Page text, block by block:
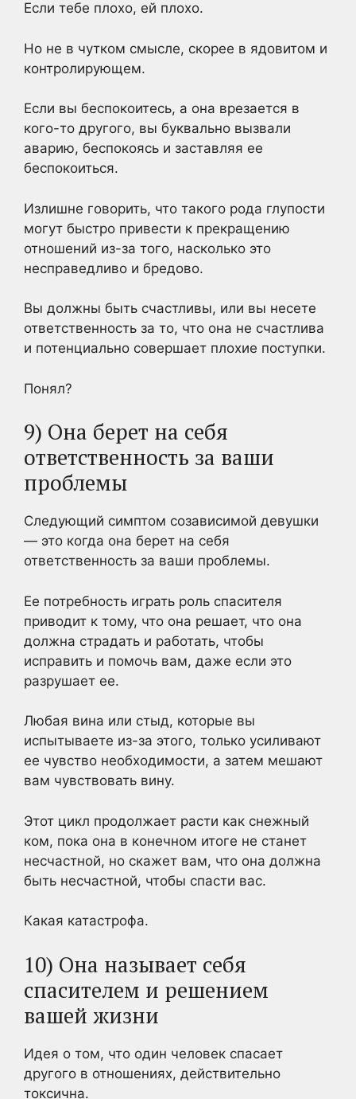
Если тебе плохо, ей плохо.
Но не в чутком смысле, скорее в ядовитом и
контролирующем.
Если вы беспокоитесь, а она врезается в
кого-то другого, вы буквально вызвали
аварию, беспокоясь и заставляя ее
беспокоиться.
Излишне говорить, что такого рода глупости
могут быстро привести к прекращению
отношений из-за того, насколько это
несправедливо и бредово.
Вы должны быть счастливы, или вы несете
ответственность за то, что она не счастлива
и потенциально совершает плохие поступки.
Понял?
9) Она берет на себя
ответственность за ваши
проблемы
Следующий симптом созависимой девушки
— это когда она берет на себя
ответственность за ваши проблемы.
Ее потребность играть роль спасителя
приводит к тому, что она решает, что она
должна страдать и работать, чтобы
исправить и помочь вам, даже если это
разрушает ее.
Любая вина или стыд, которые вы
испытываете из-за этого, только усиливают
ее чувство необходимости, а затем мешают
вам чувствовать вину.
Этот цикл продолжает расти как снежный
ком, пока она в конечном итоге не станет
несчастной, но скажет вам, что она должна
быть несчастной, чтобы спасти вас.
Какая катастрофа.
10) Она называет себя
спасителем и решением
вашей жизни
Идея о том, что один человек спасает
другого в отношениях, действительно
токсична.